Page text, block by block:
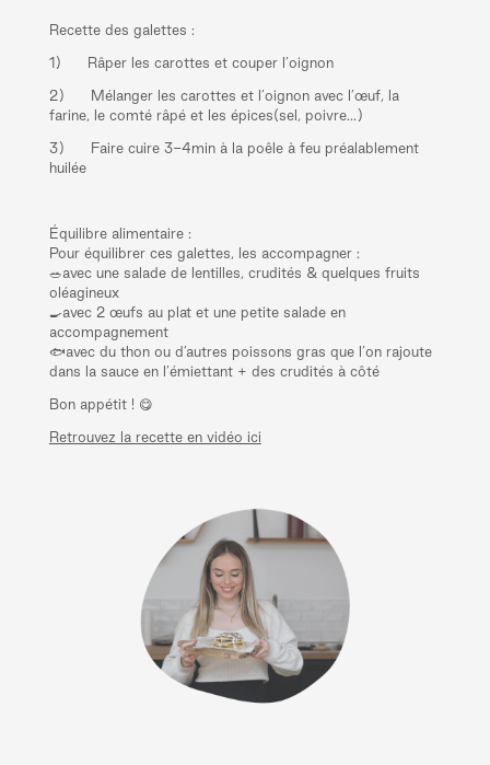
Recette des galettes :
1) Râper les carottes et couper l’oignon
2) Mélanger les carottes et l’oignon avec l’œuf, la
farine, le comté râpé et les épices(sel, poivre…)
3) Faire cuire 3-4min à la poêle à feu préalablement
huilée
Équilibre alimentaire :
Pour équilibrer ces galettes, les accompagner :
🥗avec une salade de lentilles, crudités & quelques fruits
oléagineux
🍳avec 2 œufs au plat et une petite salade en
accompagnement
🐟avec du thon ou d’autres poissons gras que l’on rajoute
dans la sauce en l’émiettant + des crudités à côté
Bon appétit ! 😋
Retrouvez la recette en vidéo ici